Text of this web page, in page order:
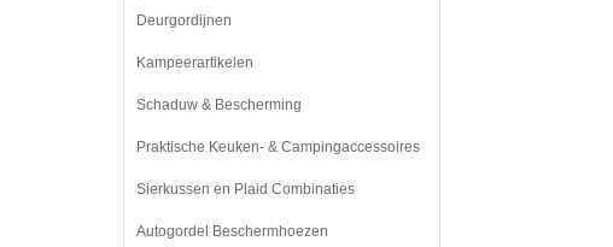
Deurgordijnen
Kampeerartikelen
Schaduw & Bescherming
Praktische Keuken- & Campingaccessoires
Sierkussen en Plaid Combinaties
Autogordel Beschermhoezen